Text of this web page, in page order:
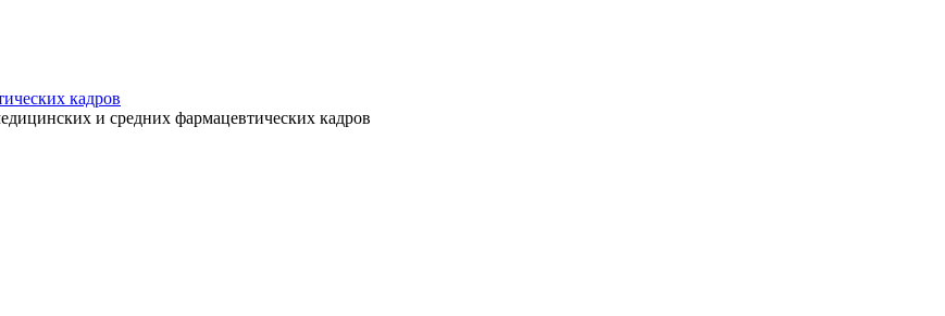
кадров
и средних фармацевтических кадров